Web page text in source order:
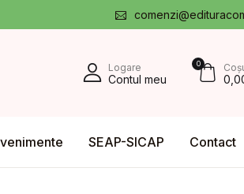
Logare
Contul meu
0
SEAP-SICAP Contact